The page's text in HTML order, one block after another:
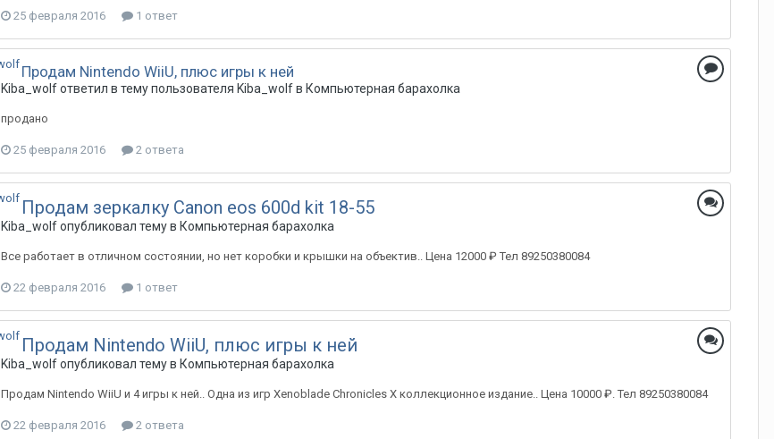
25 февраля 2016 1 ответ
Продам Nintendo WiiU, плюс игры к ней
Kiba_wolfответил в тему пользователя Kiba_wolfв Компьютерная барахолка
продано
25 февраля 2016 2 ответа
Продам зеркалку Canon eos 600d kit 18-55
Kiba_wolfопубликовал тему в Компьютерная барахолка
Все работает в отличном состоянии, но нет коробки и крышки на объектив.. Цена 12000 ₽ Тел 89250380084
22 февраля 2016 1 ответ
Продам Nintendo WiiU, плюс игры к ней
Kiba_wolfопубликовал тему в Компьютерная барахолка
Продам Nintendo WiiU и 4 игры к ней.. Одна из игр Xenoblade Chronicles X коллекционное издание.. Цена 10000 ₽. Тел 89250380084
22 февраля 2016 2 ответа